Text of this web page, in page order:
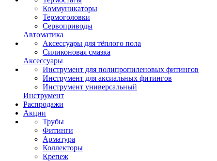
Коммуникаторы
Термоголовки
Сервоприводы
Автоматика
Аксессуары для тёплого пола
Силиконовая смазка
Аксессуары
Инструмент для полипропиленовых фитингов
Инструмент для аксиальных фитингов
Инструмент универсальный
Инструмент
Распродажи
Акции
Трубы
Фитинги
Арматура
Коллекторы
Крепеж